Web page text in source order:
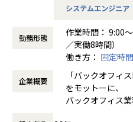
【ポジションについて】
本ポジションは、官公庁や自治
ション導入・開発に携わって
【業務の変更の範囲】
IT開発関連業務
言語：Objectve-C、Swift OS
■公庁向け大規模Web・モバ
担当領域：要件定義／基本設計
リリース／運用保守
言語：React（TypeScript）
React Native（TypeScript）
システムエンジニア
勤務形態
作業時間： 9:00
／実働8時間）
働き方： 固定時
時など）
時間外労働の有
休憩時間： 60分
企業概要
「バックオフィ
をモットーに、
バックオフィス